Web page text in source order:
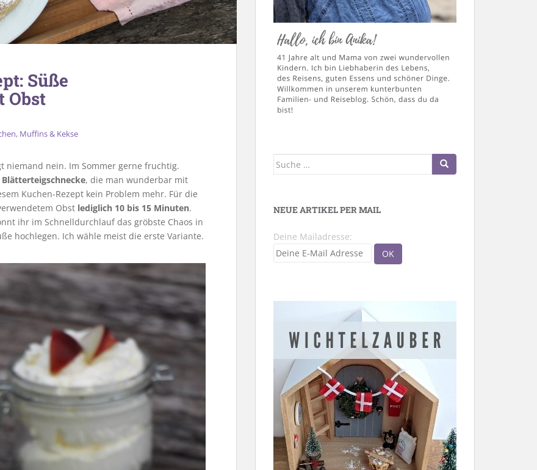
Süße
Obst
Muffins & Kekse
niemand nein. Im Sommer gerne fruchtig.
Blätterteigschnecke, die man wunderbar mit
Kuchen-Rezept kein Problem mehr. Für die
Obst lediglich 10 bis 15 Minuten.
ihr im Schnelldurchlauf das gröbste Chaos in
hochlegen. Ich wähle meist die erste Variante.
Suche
NEUE ARTIKEL PER MAIL
Deine Mailadresse: